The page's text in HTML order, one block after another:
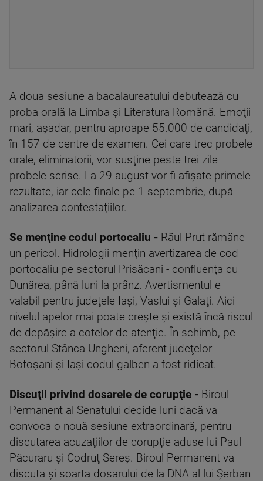
A doua sesiune a bacalaureatului debutează cu
proba orală la Limba şi Literatura Română. Emoţii
mari, aşadar, pentru aproape 55.000 de candidaţi,
în 157 de centre de examen. Cei care trec probele
orale, eliminatorii, vor susţine peste trei zile
probele scrise. La 29 august vor fi afişate primele
rezultate, iar cele finale pe 1 septembrie, după
analizarea contestaţiilor.
Se menţine codul portocaliu - Râul Prut rămâne
un pericol. Hidrologii menţin avertizarea de cod
portocaliu pe sectorul Prisăcani - confluenţa cu
Dunărea, până luni la prânz. Avertismentul e
valabil pentru judeţele Iaşi, Vaslui şi Galaţi. Aici
nivelul apelor mai poate creşte şi există încă riscul
de depăşire a cotelor de atenţie. În schimb, pe
sectorul Stânca-Ungheni, aferent judeţelor
Botoşani şi Iaşi codul galben a fost ridicat.
Discuţii privind dosarele de corupţie - Biroul
Permanent al Senatului decide luni dacă va
convoca o nouă sesiune extraordinară, pentru
discutarea acuzaţiilor de corupţie aduse lui Paul
Păcuraru şi Codruţ Sereş. Biroul Permanent va
discuta şi soarta dosarului de la DNA al lui Şerban